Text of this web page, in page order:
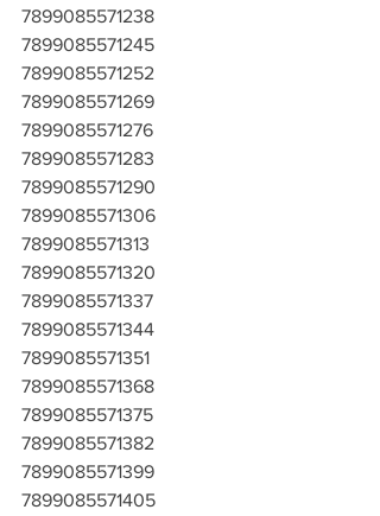
7899085571238
7899085571245
7899085571252
7899085571269
7899085571276
7899085571283
7899085571290
7899085571306
7899085571313
7899085571320
7899085571337
7899085571344
7899085571351
7899085571368
7899085571375
7899085571382
7899085571399
7899085571405